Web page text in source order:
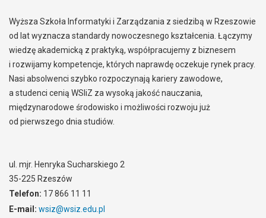
Wyższa Szkoła Informatyki i Zarządzania z siedzibą w Rzeszowie
od lat wyznacza standardy nowoczesnego kształcenia. Łączymy
wiedzę akademicką z praktyką, współpracujemy z biznesem
i rozwijamy kompetencje, których naprawdę oczekuje rynek pracy.
Nasi absolwenci szybko rozpoczynają kariery zawodowe,
a studenci cenią WSIiZ za wysoką jakość nauczania,
międzynarodowe środowisko i możliwości rozwoju już
od pierwszego dnia studiów.
ul. mjr. Henryka Sucharskiego 2
35-225 Rzeszów
Telefon: 17 866 11 11
E-mail: wsiz@wsiz.edu.pl